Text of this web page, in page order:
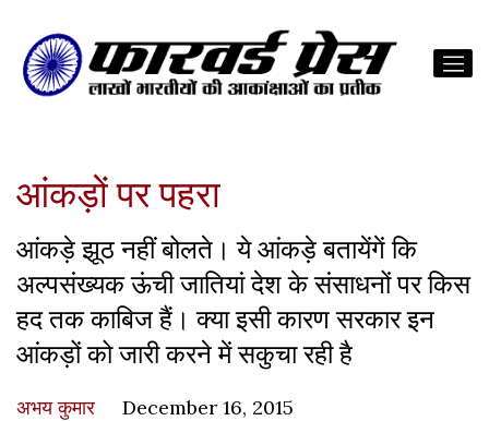
आंकड़ों पर पहरा
आंकड़े झूठ नहीं बोलते। ये आंकड़े बतायेंगें कि
अल्पसंख्यक ऊंची जातियां देश के संसाधनों पर किस
हद तक काबिज हैं। क्या इसी कारण सरकार इन
आंकड़ों को जारी करने में सकुचा रही है
अभय कुमार December 16, 2015